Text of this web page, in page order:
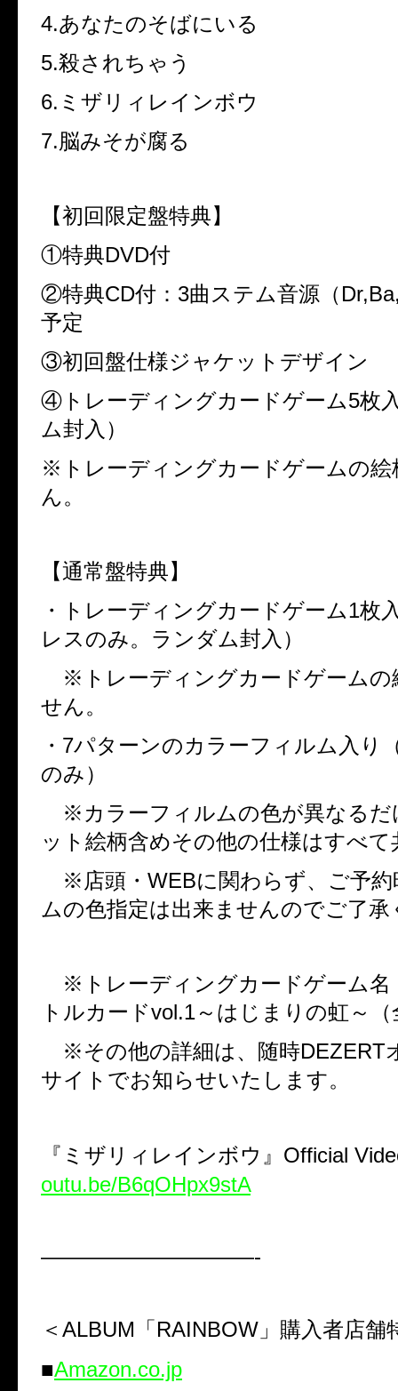
4.あなたのそばにいる
5.殺されちゃう
6. ミザリィレインボウ
7.脳みそが腐る
【初回限定盤特典】
①特典DVD付
②特典CD付： 3曲ステム音源（
予定
③初回盤仕様ジャケットデザイン
④トレーディングカードゲーム5枚
ム封入）
※トレーディングカードゲームの絵
ん。
【通常盤特典】
・トレーディングカードゲーム1枚
レスのみ。ランダム封入）
※トレーディングカードゲームの
せん。
・ 7パターンのカラーフィルム入り
のみ）
※カラーフィルムの色が異なるだ
ット絵柄含めその他の仕様はすべて
※店頭・ WEBに関わらず、ご予
ムの色指定は出来ませんのでご了承
※トレーディングカードゲーム名
トルカードvol.1～はじまりの虹～（
※その他の詳細は、随時DEZERT
サイトでお知らせいたします。
『ミザリィレインボウ』 Official
outu.be/B6qOHpx9stA
——————————-
＜ ALBUM 「 RAINBOW 」購入者店舗
■Amazon.co.jp